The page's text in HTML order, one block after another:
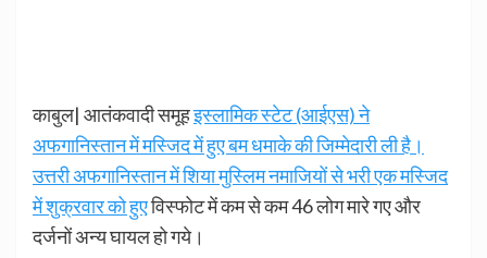
काबुल| आतंकवादी समूहइस्लामिक स्टेट (आईएस) ने
अफगानिस्तान में मस्जिद में हुए बम धमाके की जिम्मेदारी ली है।
उत्तरी अफगानिस्तान में शिया मुस्लिम नमाजियों से भरी एक मस्जिद
में शुक्रवार को हुएविस्फोट में कम से कम 46 लोग मारे गए और
दर्जनों अन्य घायल हो गये।